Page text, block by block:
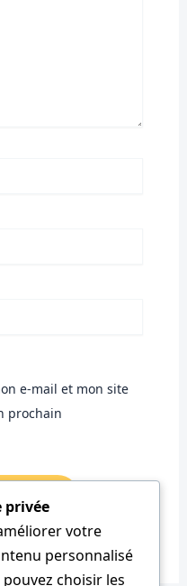
e-mail et mon site
prochain
privée
votre
personnalisé
choisir les